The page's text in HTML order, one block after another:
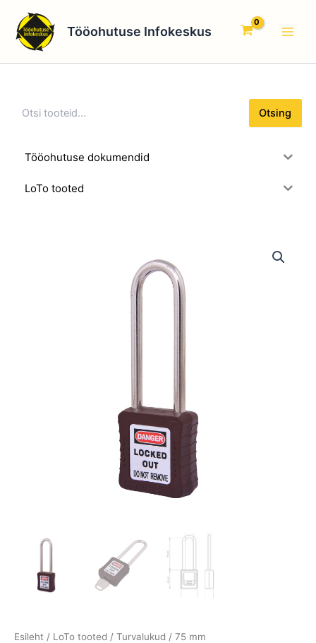
content
Tööohutuse Infokeskus
s
n
Otsing
Tööohutuse dokumendid
LoTo tooted
Esileht / LoTo tooted / Turvalukud / 75 mm